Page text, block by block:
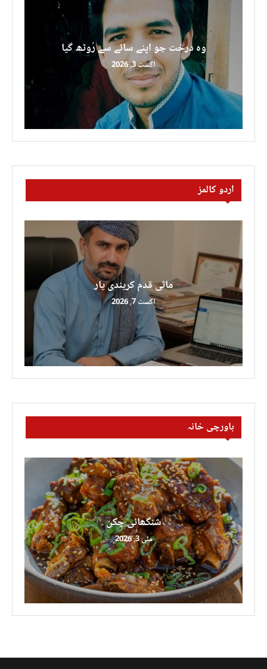
وہ درخت جو اپنے سائے سے رُوٹھ گیا
اگست 3, 2026
اردو کالمز
ماٹی قدم کریندی یار
اگست 7, 2026
باورچی خانہ
شنگھائی چکن
مئی 3, 2026